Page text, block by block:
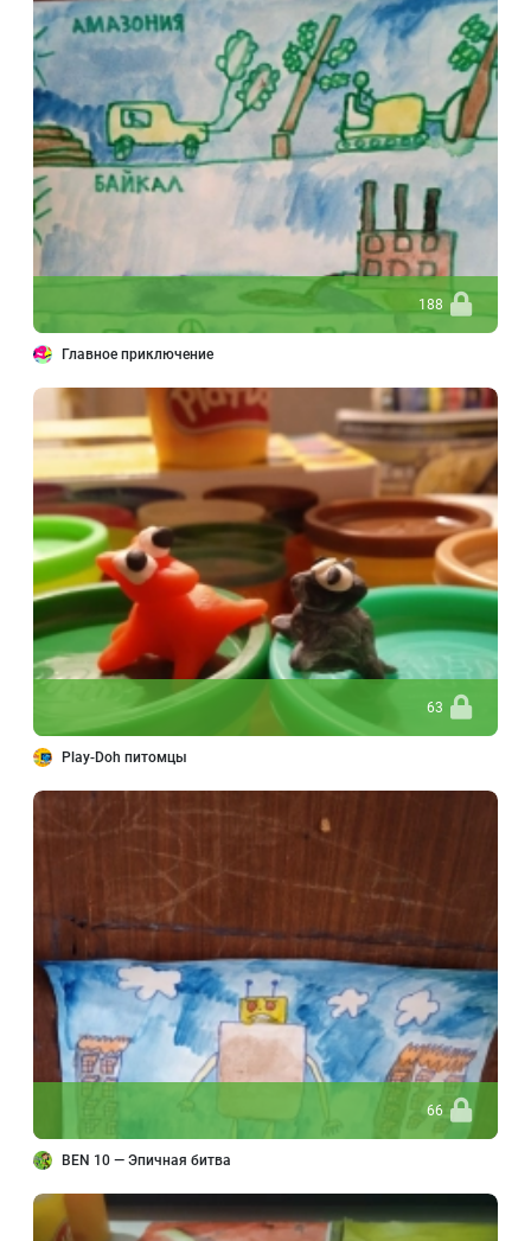
188
Главное приключение
63
Play-Doh питомцы
66
BEN 10 — Эпичная битва